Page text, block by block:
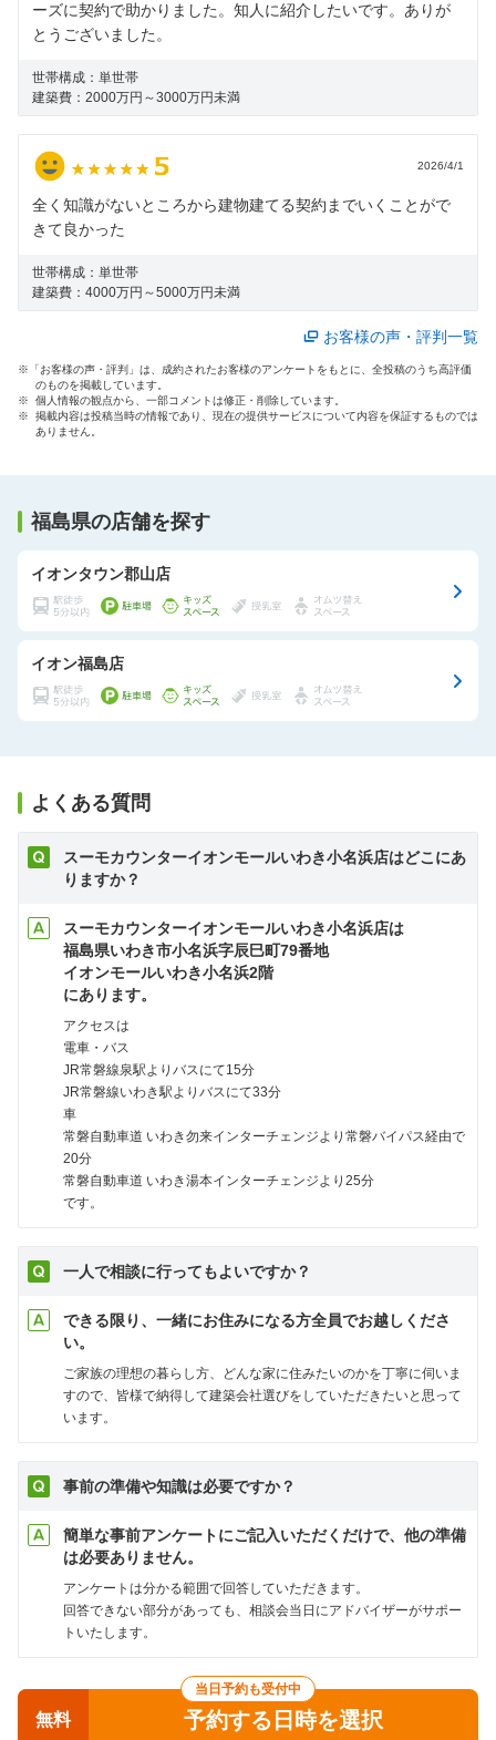
ーズに契約で助かりました。知人に紹介したいです。ありが
とうございました。
世帯構成： 単世帯
建築費： 2000万円～3000万円未満
2026/4/1
全く知識がないところから建物建てる契約までいくことがで
きて良かった
世帯構成： 単世帯
建築費： 4000万円～5000万円未満
お客様の声・評判一覧
※「お客様の声・評判」は、成約されたお客様のアンケートをもとに、全投稿のうち高評価
のものを掲載しています。
※ 個人情報の観点から、一部コメントは修正・削除しています。
※ 掲載内容は投稿当時の情報であり、現在の提供サービスについて内容を保証するものでは
ありません。
福島県の店舗を探す
イオンタウン郡山店
イオン福島店
よくある質問
スーモカウンターイオンモールいわき小名浜店はどこにあ
りますか？
スーモカウンターイオンモールいわき小名浜店は
福島県いわき市小名浜字辰巳町79番地
イオンモールいわき小名浜2階
にあります。
アクセスは
電車・バス
JR常磐線泉駅よりバスにて15分
JR常磐線いわき駅よりバスにて33分
車
常磐自動車道 いわき勿来インターチェンジより常磐バイパス経由で
20分
常磐自動車道 いわき湯本インターチェンジより25分
です。
一人で相談に行ってもよいですか？
できる限り、一緒にお住みになる方全員でお越しくださ
い。
ご家族の理想の暮らし方、どんな家に住みたいのかを丁寧に伺いま
すので、皆様で納得して建築会社選びをしていただきたいと思って
います。
事前の準備や知識は必要ですか？
簡単な事前アンケートにご記入いただくだけで、他の準備
は必要ありません。
アンケートは分かる範囲で回答していただきます。
回答できない部分があっても、相談会当日にアドバイザーがサポー
トいたします。
当日予約も受付中
無料 予約する日時を選択